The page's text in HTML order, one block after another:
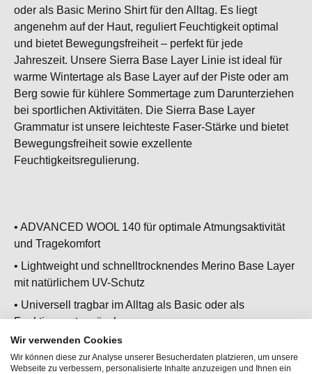
oder als Basic Merino Shirt für den Alltag. Es liegt
angenehm auf der Haut, reguliert Feuchtigkeit optimal
und bietet Bewegungsfreiheit – perfekt für jede
Jahreszeit. Unsere Sierra Base Layer Linie ist ideal für
warme Wintertage als Base Layer auf der Piste oder am
Berg sowie für kühlere Sommertage zum Darunterziehen
bei sportlichen Aktivitäten. Die Sierra Base Layer
Grammatur ist unsere leichteste Faser-Stärke und bietet
Bewegungsfreiheit sowie exzellente
Feuchtigkeitsregulierung.
• ADVANCED WOOL 140 für optimale Atmungsaktivität
und Tragekomfort
• Lightweight und schnelltrocknendes Merino Base Layer
mit natürlichem UV-Schutz
• Universell tragbar im Alltag als Basic oder als
Funktionsunterwäsche
• Ärmellos mit Rundhalsausschnitt
• Ideal als Baselayer für warme Wintertage und kühle
Wir verwenden Cookies
Wir können diese zur Analyse unserer Besucherdaten platzieren, um unsere
Webseite zu verbessern, personalisierte Inhalte anzuzeigen und Ihnen ein